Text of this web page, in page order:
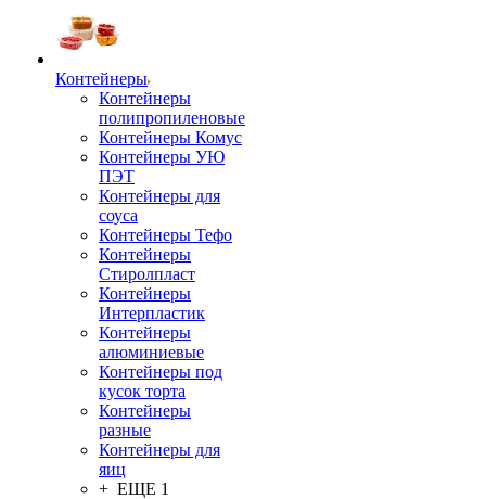
Контейнеры
Контейнеры
полипропиленовые
Контейнеры Комус
Контейнеры УЮ
ПЭТ
Контейнеры для
соуса
Контейнеры Тефо
Контейнеры
Стиролпласт
Контейнеры
Интерпластик
Контейнеры
алюминиевые
Контейнеры под
кусок торта
Контейнеры
разные
Контейнеры для
яиц
+ ЕЩЕ 1